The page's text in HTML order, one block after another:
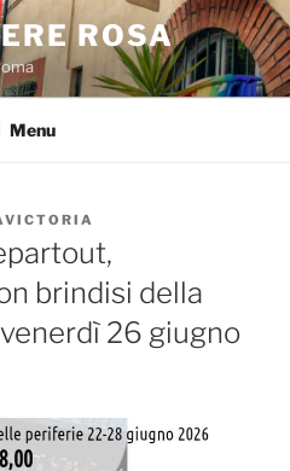
ROSA
Menu
brindisi della
26 giugno